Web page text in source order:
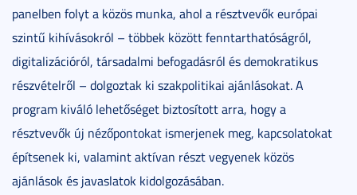
panelben folyt a közös munka, ahol a résztvevők európai
szintű kihívásokról – többek között fenntarthatóságról,
digitalizációról, társadalmi befogadásról és demokratikus
részvételről – dolgoztak ki szakpolitikai ajánlásokat. A
program kiváló lehetőséget biztosított arra, hogy a
résztvevők új nézőpontokat ismerjenek meg, kapcsolatokat
építsenek ki, valamint aktívan részt vegyenek közös
ajánlások és javaslatok kidolgozásában.